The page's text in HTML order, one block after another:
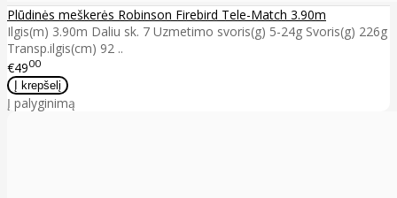
Plūdinės meškerės Robinson Firebird Tele-Match 3.90m
Ilgis(m) 3.90m Daliu sk. 7 Uzmetimo svoris(g) 5-24g Svoris(g) 226g
Transp.ilgis(cm) 92 ..
€4900
Į palyginimą